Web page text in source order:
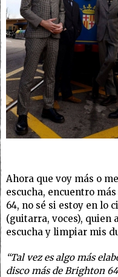
Ahora que voy más o
escucha, encuentro más
64, no sé si estoy en lo
(guitarra, voces), quien
escucha y limpiar mis
“Tal vez es algo más
disco más de Brighton